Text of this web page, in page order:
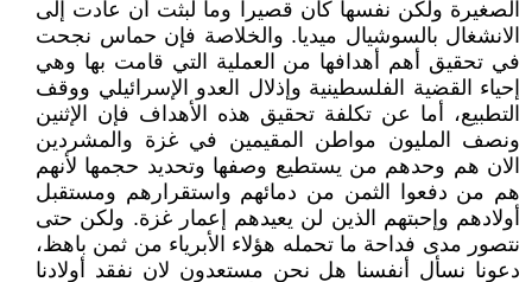
الصغيرة ولكن نفسها كان قصيرا وما لبثت أن عادت إلى
الانشغال بالسوشيال ميديا. والخلاصة فإن حماس نجحت
في تحقيق أهم أهدافها من العملية التي قامت بها وهي
إحياء القضية الفلسطينية وإذلال العدو الإسرائيلي ووقف
التطبيع، أما عن تكلفة تحقيق هذه الأهداف فإن الإثنين
ونصف المليون مواطن المقيمين في غزة والمشردين
الان هم وحدهم من يستطيع وصفها وتحديد حجمها لأنهم
هم من دفعوا الثمن من دمائهم واستقرارهم ومستقبل
أولادهم وإحبتهم الذين لن يعيدهم إعمار غزة. ولكن حتى
نتصور مدى فداحة ما تحمله هؤلاء الأبرياء من ثمن باهظ،
دعونا نسأل أنفسنا هل نحن مستعدون لان نفقد أولادنا